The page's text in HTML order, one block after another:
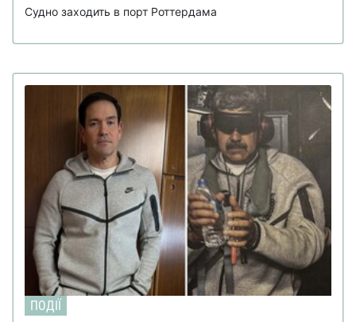
Судно заходить в порт Роттердама
ПОДІЇ